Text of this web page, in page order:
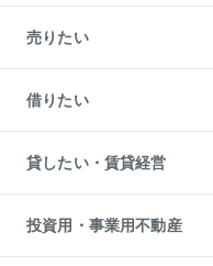
新築・分譲マンションの購入
中古マンションの購入
一戸建ての購入
中古一戸建ての購入
不動産購入の流れ
注目キーワード物件特集
購入ガイド
English 繁体中文簡体中文
売りたい
一戸建ての売却・査定
土地の売却・査定
スピードAI査定
不動産査定について
不動産売却の流れ
不動産買換えの流れ
売却ガイド
借りたい
オフィス・店舗の賃貸
借りるときの流れ
借りるガイド
貸したい・賃貸経営
マンション賃料データ
賃貸管理プラン
リロケーションについて
投資用・事業用不動産